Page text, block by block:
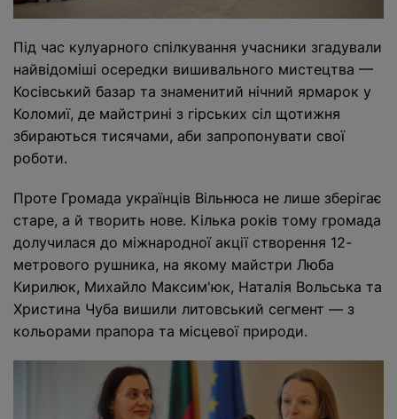
Під час кулуарного спілкування учасники згадували
найвідоміші осередки вишивального мистецтва —
Косівський базар та знаменитий нічний ярмарок у
Коломиї, де майстрині з гірських сіл щотижня
збираються тисячами, аби запропонувати свої
роботи.
Проте Громада українців Вільнюса не лише зберігає
старе, а й творить нове. Кілька років тому громада
долучилася до міжнародної акції створення 12-
метрового рушника, на якому майстри Люба
Кирилюк, Михайло Максим'юк, Наталія Вольська та
Христина Чуба вишили литовський сегмент — з
кольорами прапора та місцевої природи.